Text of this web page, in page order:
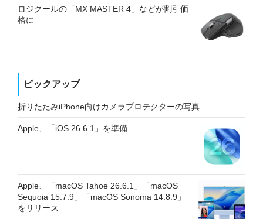
ロジクールの「MX MASTER 4」などが割引価
格に
ピックアップ
折りたたみiPhone向けカメラプロテクターの写真
Apple、「iOS 26.6.1」を準備
Apple、「macOS Tahoe 26.6.1」「macOS
Sequoia 15.7.9」「macOS Sonoma 14.8.9」
をリリース